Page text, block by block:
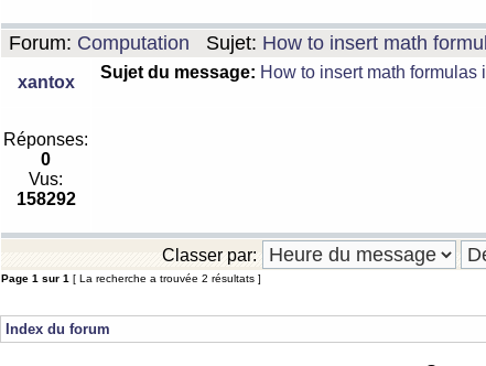
Forum: Computation Sujet: How to insert math
xantox
Sujet du message: How to insert math formulas
Réponses:
0
Vus:
158292
Classer par:
Page 1 sur 1 [ La recherche a trouvée 2 résultats ]
Index du forum